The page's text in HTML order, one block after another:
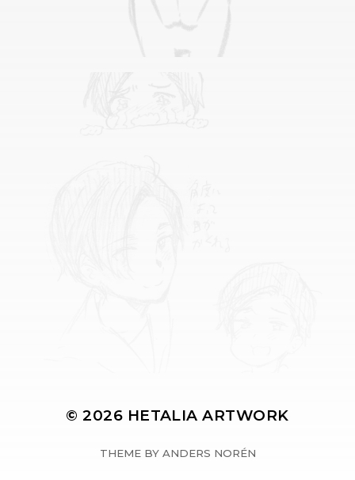
© 2026 HETALIA ARTWORK
THEME BY ANDERS NORÉN